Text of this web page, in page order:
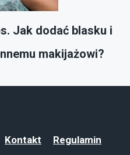
Jak dodać blasku i
makijażowi?
Kontakt Regulamin